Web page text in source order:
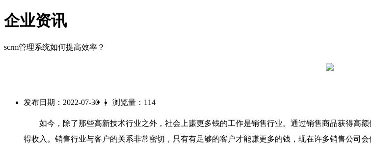
企业资讯
scrm管理系统如何提高效率？
发布日期：2022-07-30 | 浏览量：114
如今，除了那些高新技术行业之外，社会上赚更多钱的工作是销售行业。通过销售商品获得高
得收入。销售行业与客户的关系非常密切，只有有足够的客户才能赚更多的钱，现在许多销售公司会